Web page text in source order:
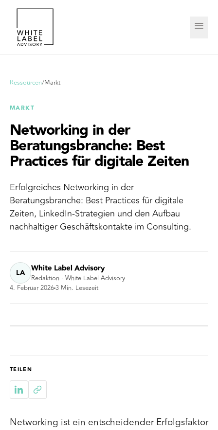
Ressourcen/Markt
MARKT
Networking in der
Beratungsbranche: Best
Practices für digitale Zeiten
Erfolgreiches Networking in der
Beratungsbranche: Best Practices für digitale
Zeiten, LinkedIn-Strategien und den Aufbau
nachhaltiger Geschäftskontakte im Consulting.
LA White Label Advisory
Redaktion · White Label Advisory
4. Februar 20263 Min. Lesezeit
TEILEN
Networking ist ein entscheidender Erfolgsfaktor